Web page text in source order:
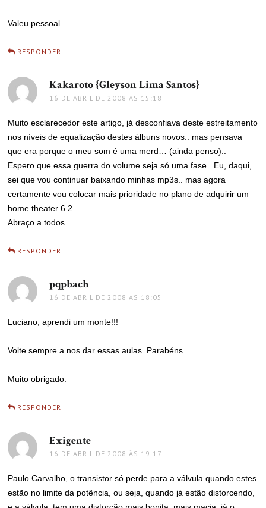
Valeu pessoal.
RESPONDER
Kakaroto {Gleyson Lima Santos}
16 DE ABRIL DE 2008 ÀS 15:18
Muito esclarecedor este artigo, já desconfiava deste estreitamento
nos níveis de equalização destes álbuns novos.. mas pensava
que era porque o meu som é uma merd… (ainda penso)..
Espero que essa guerra do volume seja só uma fase.. Eu, daqui,
sei que vou continuar baixando minhas mp3s.. mas agora
certamente vou colocar mais prioridade no plano de adquirir um
home theater 6.2.
Abraço a todos.
RESPONDER
pqpbachdisse:
16 DE ABRIL DE 2008 ÀS 18:05
Luciano, aprendi um monte!!!
Volte sempre a nos dar essas aulas. Parabéns.
Muito obrigado.
RESPONDER
Exigente
16 DE ABRIL DE 2008 ÀS 19:17
Paulo Carvalho, o transistor só perde para a válvula quando estes
estão no limite da potência, ou seja, quando já estão distorcendo,